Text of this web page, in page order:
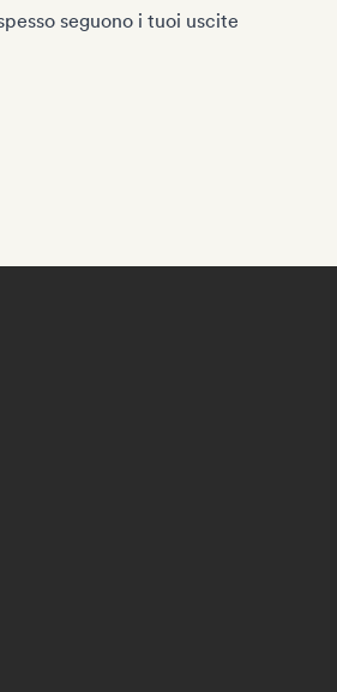
seguono i tuoi uscite